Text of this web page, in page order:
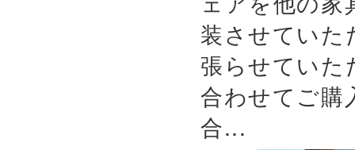
装させていた
張らせていた
合わせてご購
合...